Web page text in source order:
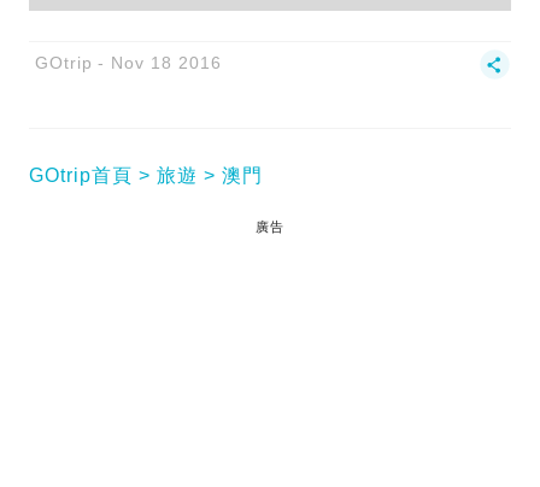
GOtrip Nov 18 2016
GOtrip首頁 旅遊 澳門
廣告